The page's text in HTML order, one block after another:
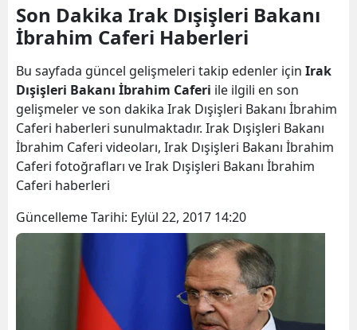
Son Dakika Irak Dışişleri Bakanı
İbrahim Caferi Haberleri
Bu sayfada güncel gelişmeleri takip edenler için Irak
Dışişleri Bakanı İbrahim Caferi ile ilgili en son
gelişmeler ve son dakika Irak Dışişleri Bakanı İbrahim
Caferi haberleri sunulmaktadır. Irak Dışişleri Bakanı
İbrahim Caferi videoları, Irak Dışişleri Bakanı İbrahim
Caferi fotoğrafları ve Irak Dışişleri Bakanı İbrahim
Caferi haberleri
Güncelleme Tarihi: Eylül 22, 2017 14:20